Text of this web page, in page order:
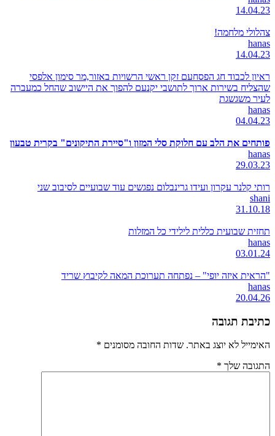
14.04.23
צהלולי מלחמה!
hanas
14.04.23
ראיון לכבוד חג הפסחעם זקן ראשי הרשויות באזור,מר סימון אלפסי
שהצליח בשירות ארוך לתושבי יקנעם להפוך את היישוב שהחל כמעברה
לעיר משגשגת
hanas
04.04.23
פותחים את הלב עם חלוקת סלי המזון ו"סיירת התיקונים" בקרית טבעון
hanas
29.03.23
רותי קלנר עקרון ועידו גרינבלום נפגשים עוד שבועיים לסיבוב שני
shani
31.10.18
תחזית שבועית כללית לילידי כל המזלות
hanas
03.01.24
"הראית איזה יופי" – נפתחה תערוכת המאה לקיבוץ שריד
hanas
20.04.26
כתיבת תגובה
האימייל לא יוצג באתר. שדות החובה מסומנים *
התגובה שלך *